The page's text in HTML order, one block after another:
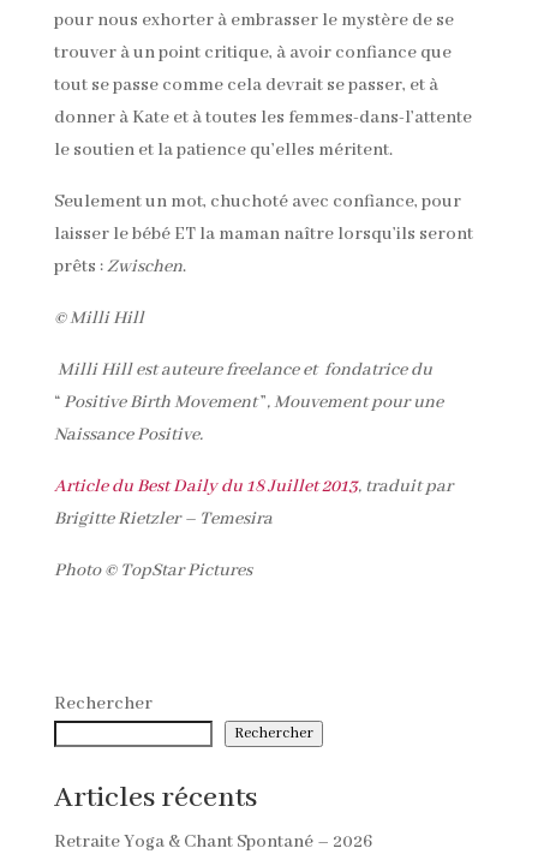
pour nous exhorter à embrasser le mystère de se
trouver à un point critique, à avoir confiance que
tout se passe comme cela devrait se passer, et à
donner à Kate et à toutes les femmes-dans-l’attente
le soutien et la patience qu’elles méritent.
Seulement un mot, chuchoté avec confiance, pour
laisser le bébé ET la maman naître lorsqu’ils seront
prêts :Zwischen.
© Milli Hill
Milli Hill est auteure freelance et fondatrice du
“Positive Birth Movement”, Mouvement pour une
Naissance Positive.
Article du Best Daily du 18 Juillet 2013, traduit par
Brigitte Rietzler – Temesira
Photo © TopStar Pictures
Rechercher
Rechercher
Articles récents
Retraite Yoga & Chant Spontané – 2026